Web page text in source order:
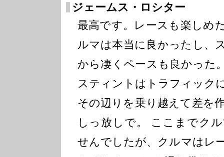
ジェームス・ロシター
最高です。レースも楽しめ
ルマは本当に良かったし、
から凄くペースも良かった
スティントはトラフィック
その辺りを乗り越えて差を
しっ放しで。 ここまでク
せんでしたが、クルマはレ